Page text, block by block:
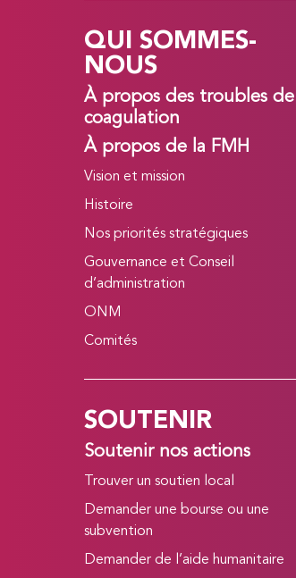
QUI SOMMES-
NOUS
À propos des troubles de
coagulation
À propos de la FMH
Vision et mission
Histoire
Nos priorités stratégiques
Gouvernance et Conseil
d’administration
ONM
Comités
SOUTENIR
Soutenir nos actions
Trouver un soutien local
Demander une bourse ou une
subvention
Demander de l’aide humanitaire